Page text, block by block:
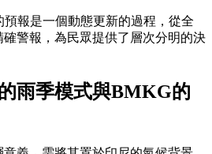
報是一個動態更新的過程，從全
警報，為民眾提供了層次分明的決
雨季模式與BMKG的